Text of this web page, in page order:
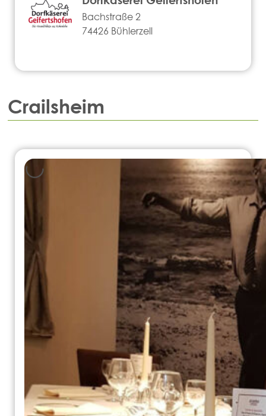
Bachstraße 2
74426 Bühlerzell
Crailsheim